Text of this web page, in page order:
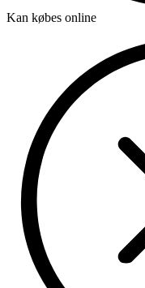
Kan købes online